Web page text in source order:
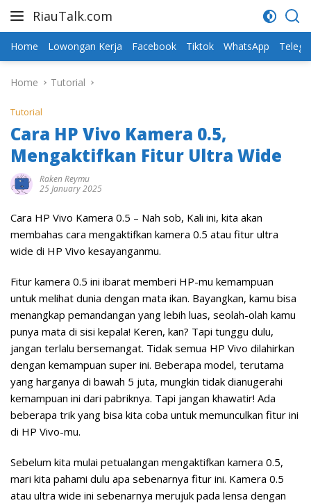
RiauTalk.com
Update
Terkini
Home Lowongan Kerja Facebook Tiktok WhatsApp
Home Tutorial
Tutorial
Cara HP Vivo Kamera 0.5,
Mengaktifkan Fitur Ultra Wide
Raken Reymu
25 January 2025
Cara HP Vivo Kamera 0.5 – Nah sob, Kali ini, kita akan
membahas cara mengaktifkan kamera 0.5 atau fitur ultra
wide di HP Vivo kesayanganmu.
Fitur kamera 0.5 ini ibarat memberi HP-mu kemampuan
untuk melihat dunia dengan mata ikan. Bayangkan, kamu bisa
menangkap pemandangan yang lebih luas, seolah-olah kamu
punya mata di sisi kepala! Keren, kan? Tapi tunggu dulu,
jangan terlalu bersemangat. Tidak semua HP Vivo dilahirkan
dengan kemampuan super ini. Beberapa model, terutama
yang harganya di bawah 5 juta, mungkin tidak dianugerahi
kemampuan ini dari pabriknya. Tapi jangan khawatir! Ada
beberapa trik yang bisa kita coba untuk memunculkan fitur ini
di HP Vivo-mu.
Sebelum kita mulai petualangan mengaktifkan kamera 0.5,
mari kita pahami dulu apa sebenarnya fitur ini. Kamera 0.5
atau ultra wide ini sebenarnya merujuk pada lensa dengan